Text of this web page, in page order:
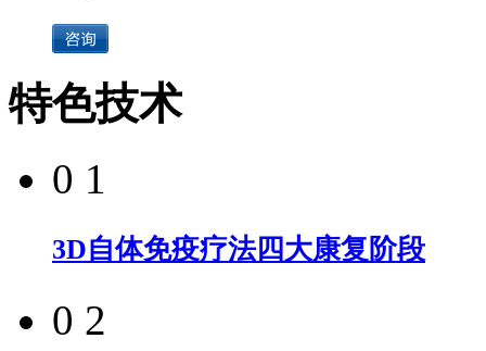
特色技术
0 1
3D自体免疫疗法四大康复阶段
0 2